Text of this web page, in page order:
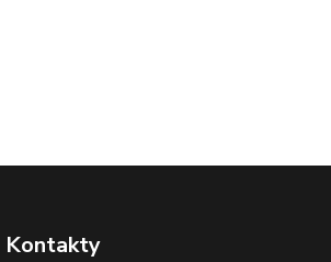
Kontakty